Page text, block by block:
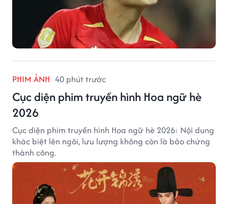
PHIM ẢNH 40 phút trước
Cục diện phim truyền hình Hoa ngữ hè
2026
Cục diện phim truyền hình Hoa ngữ hè 2026: Nội dung
khác biệt lên ngôi, lưu lượng không còn là bảo chứng
thành công.